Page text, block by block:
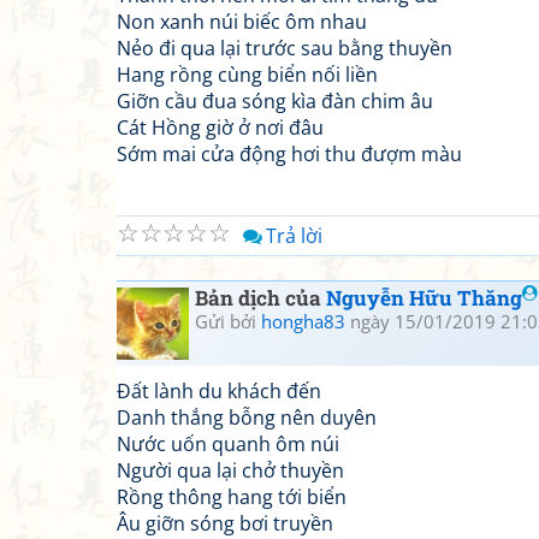
Non xanh núi biếc ôm nhau
Nẻo đi qua lại trước sau bằng thuyền
Hang rồng cùng biển nối liền
Giỡn cầu đua sóng kìa đàn chim âu
Cát Hồng giờ ở nơi đâu
Sớm mai cửa động hơi thu đượm màu
☆
☆
☆
☆
☆ Trả lời
Bản dịch củaNguyễn Hữu Thăng
Gửi bởi hongha83 ngày 15/01/2019
Đất lành du khách đến
Danh thắng bỗng nên duyên
Nước uốn quanh ôm núi
Người qua lại chở thuyền
Rồng thông hang tới biển
Âu giỡn sóng bơi truyền